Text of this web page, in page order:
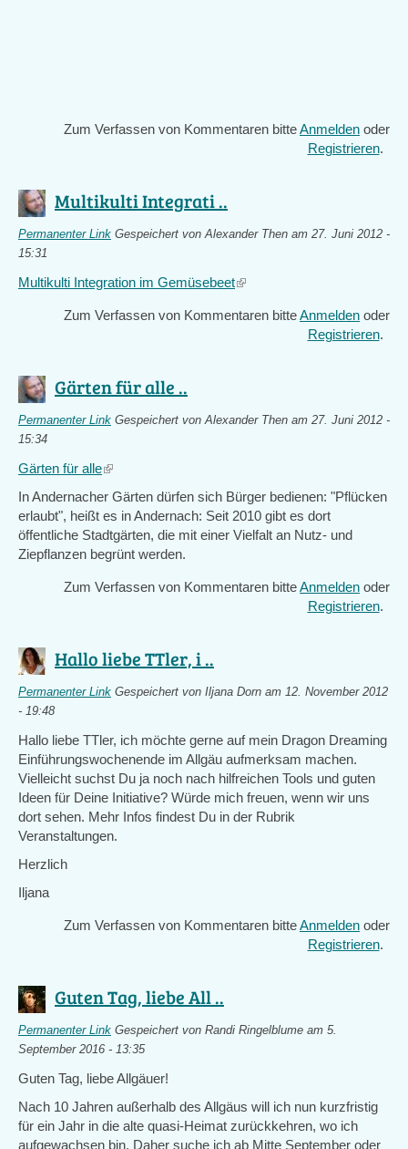
Zum Verfassen von Kommentaren bitteAnmelden oder
Registrieren.
Multikulti Integrati ..
Permanenter Link Gespeichert vonAlexander Then am 27. Juni 2012 -
15:31
Multikulti Integration im Gemüsebeet(link
external)
Zum Verfassen von Kommentaren bitteAnmelden oder
Registrieren.
Gärten für alle ..
Permanenter Link Gespeichert vonAlexander Then am 27. Juni 2012 -
15:34
Gärten für alle(link
external)
In Andernacher Gärten dürfen sich Bürger bedienen: "Pflücken
erlaubt", heißt es in Andernach: Seit 2010 gibt es dort
öffentliche Stadtgärten, die mit einer Vielfalt an Nutz- und
Ziepflanzen begrünt werden.
Zum Verfassen von Kommentaren bitteAnmelden oder
Registrieren.
Hallo liebe TTler, i ..
Permanenter Link Gespeichert von Iljana Dorn am 12. November 2012
- 19:48
Hallo liebe TTler, ich möchte gerne auf mein Dragon Dreaming
Einführungswochenende im Allgäu aufmerksam machen.
Vielleicht suchst Du ja noch nach hilfreichen Tools und guten
Ideen für Deine Initiative? Würde mich freuen, wenn wir uns
dort sehen. Mehr Infos findest Du in der Rubrik
Veranstaltungen.
Herzlich
Iljana
Zum Verfassen von Kommentaren bitteAnmelden oder
Registrieren.
Guten Tag, liebe All ..
Permanenter Link Gespeichert von Randi Ringelblume am 5.
September 2016 - 13:35
Guten Tag, liebe Allgäuer!
Nach 10 Jahren außerhalb des Allgäus will ich nun kurzfristig
für ein Jahr in die alte quasi-Heimat zurückkehren, wo ich
aufgewachsen bin. Daher suche ich ab Mitte September oder